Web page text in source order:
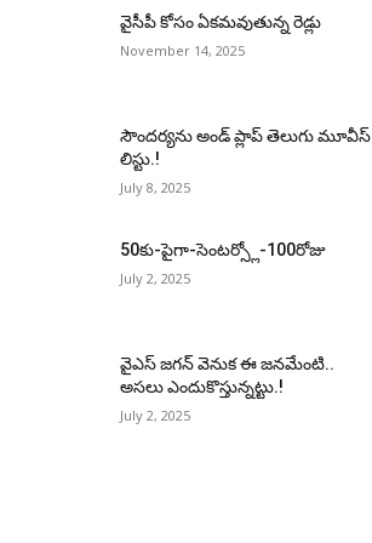
వైసీపీ కోసం ఏక‌మ‌వుతున్న రెడ్లు
November 14, 2025
సౌందర్యను అండ్‌ ప్లాప్‌ తెలుగు మూవీస్‌
లిస్టు.!
July 8, 2025
50కు-పైగా-సెంటర్స్లో-100రోజు
July 2, 2025
వైఎస్‌ జగన్‌ వెనుక ఈ జనమేంటి..
అసలు ఎందుకొస్తున్నట్టు.!
July 2, 2025